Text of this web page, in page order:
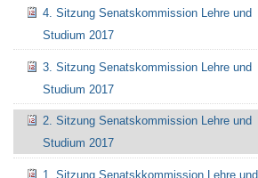
4. Sitzung Senatskommission Lehre und
Studium 2017
3. Sitzung Senatskommission Lehre und
Studium 2017
2. Sitzung Senatskommission Lehre und
Studium 2017
1. Sitzung Senatskkommission Lehre und